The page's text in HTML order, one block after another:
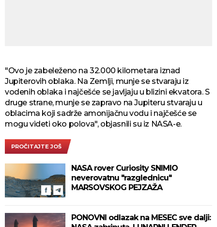
"Ovo je zabeleženo na 32.000 kilometara iznad
Jupiterovih oblaka. Na Zemlji, munje se stvaraju iz
vodenih oblaka i najčešće se javljaju u blizini ekvatora. S
druge strane, munje se zapravo na Jupiteru stvaraju u
oblacima koji sadrže amonijačnu vodu i najčešće se
mogu videti oko polova", objasnili su iz NASA-e.
PROČITAJTE JOŠ
NASA rover Curiosity SNIMIO
neverovatnu "razglednicu"
MARSOVSKOG PEJZAŽA
PONOVNI odlazak na MESEC sve dalji: